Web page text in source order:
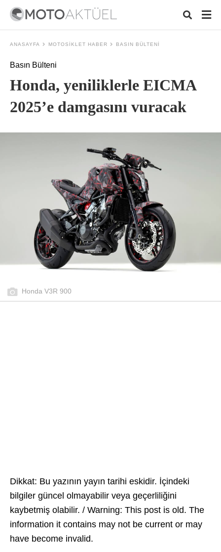
ANASAYFA MOTOSIKLET HABER BASIN BÜLTENI
Basın Bülteni
Honda, yeniliklerle EICMA
2025’e damgasını vuracak
Honda V3R 900
Dikkat: Bu yazının yayın tarihi eskidir. İçindeki
bilgiler güncel olmayabilir veya geçerliliğini
kaybetmiş olabilir. / Warning: This post is old. The
information it contains may not be current or may
have become invalid.